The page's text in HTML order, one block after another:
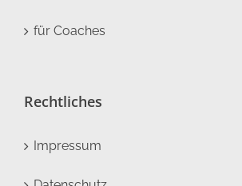
für Coaches
Rechtliches
Impressum